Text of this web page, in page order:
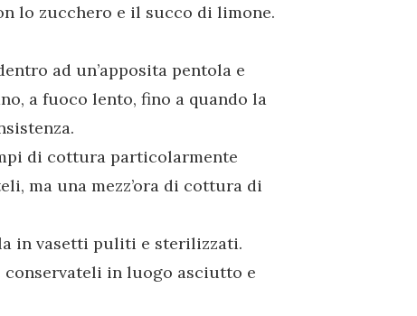
lo zucchero e il succo di limone.
ad un’apposita pentola e
a fuoco lento, fino a quando la
di cottura particolarmente
ma una mezz’ora di cottura di
in vasetti puliti e sterilizzati.
in luogo asciutto e